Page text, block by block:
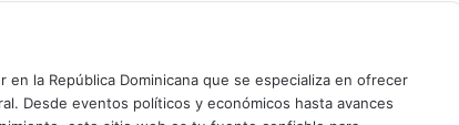
en la República Dominicana que se especializa en ofrecer
Desde eventos políticos y económicos hasta avances